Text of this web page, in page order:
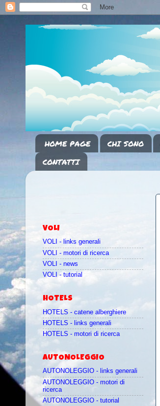
HOME PAGE CHI SONO
CONTATTI
VOLI
VOLI - links generali
VOLI - motori di ricerca
VOLI - news
VOLI - tutorial
HOTELS
HOTELS - catene alberghiere
HOTELS - links generali
HOTELS - motori di ricerca
AUTONOLEGGIO
AUTONOLEGGIO - links generali
AUTONOLEGGIO - motori di
ricerca
AUTONOLEGGIO - tutorial